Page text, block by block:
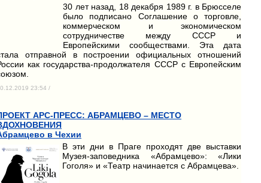
30 лет назад, 18 декабря 1989 г. в Брюсселе
было подписано Соглашение о торговле,
коммерческом и экономическом
сотрудничестве между СССР и
Европейскими сообществами. Эта дата
отправной в построении официальных отношений
как государства-продолжателя СССР с Европейским
23:54 /
АРС-ПРЕСС: АБРАМЦЕВО – МЕСТО
в Чехии
В эти дни в Праге проходят две выставки
Музея-заповедника «Абрамцево»: «Лики
Гоголя» и «Театр начинается с Абрамцева».